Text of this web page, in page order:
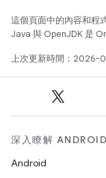
這個頁面中的內容和程
Java 與 OpenJDK 是
上次更新時間：2026-
深入瞭解 ANDROID
Android